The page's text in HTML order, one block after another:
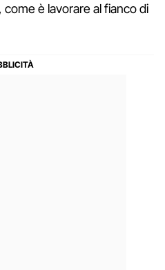
come è lavorare al fianco di